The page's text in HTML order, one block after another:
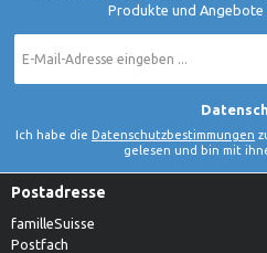
Produkte und Angebote
Mail-
Ich habe die Datenschutzbestimmungen
gelesen und bin mit
Postadresse
familleSuisse
Postfach